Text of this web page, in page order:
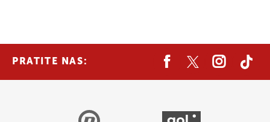
PRATITE NAS: